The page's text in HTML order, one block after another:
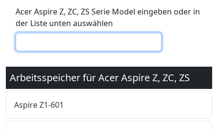
Acer Aspire Z, ZC, ZS Serie Model eingeben oder in
der Liste unten auswählen
Arbeitsspeicher für Acer Aspire Z, ZC, ZS
Aspire Z1-601